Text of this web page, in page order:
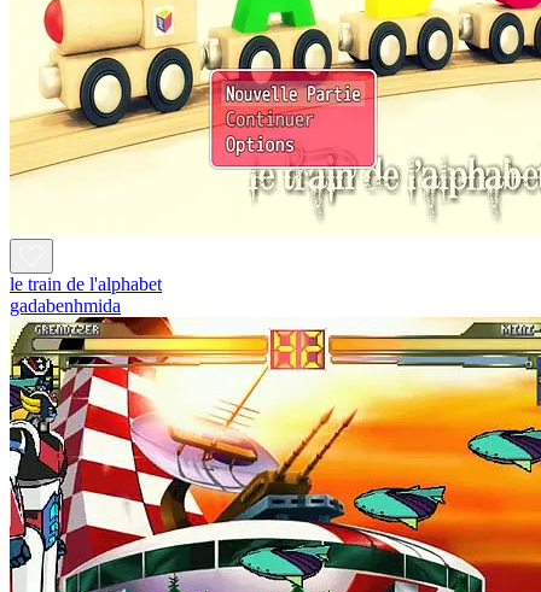
le train de l'alphabet
gadabenhmida